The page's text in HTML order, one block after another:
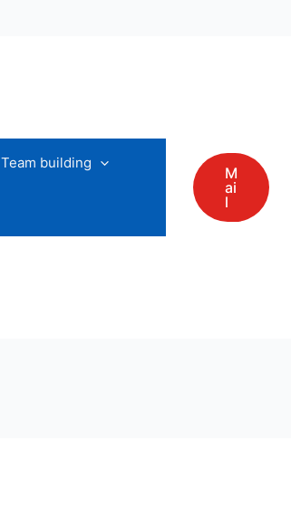
Team building
M
ai
l